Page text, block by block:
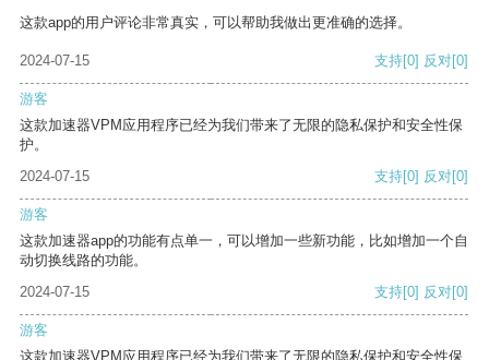
这款app的用户评论非常真实，可以帮助我做出更准确的选择。
2024-07-15 支持[0] 反对[0]
游客
这款加速器VPM应用程序已经为我们带来了无限的隐私保护和安全性保
护。
2024-07-15
支持[0] 反对[0]
游客
这款加速器app的功能有点单一，可以增加一些新功能，比如增加一个自
动切换线路的功能。
2024-07-15
支持[0] 反对[0]
游客
这款加速器VPM应用程序已经为我们带来了无限的隐私保护和安全性保